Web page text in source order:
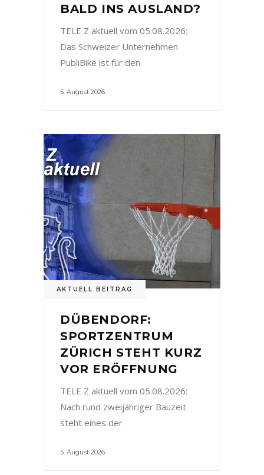
BALD INS AUSLAND?
TELE Z aktuell vom 05.08.2026:
Das Schweizer Unternehmen
PubliBike ist für den
5. August 2026
AKTUELL BEITRAG
DÜBENDORF:
SPORTZENTRUM
ZÜRICH STEHT KURZ
VOR ERÖFFNUNG
TELE Z aktuell vom 05.08.2026:
Nach rund zweijähriger Bauzeit
steht eines der
5. August 2026